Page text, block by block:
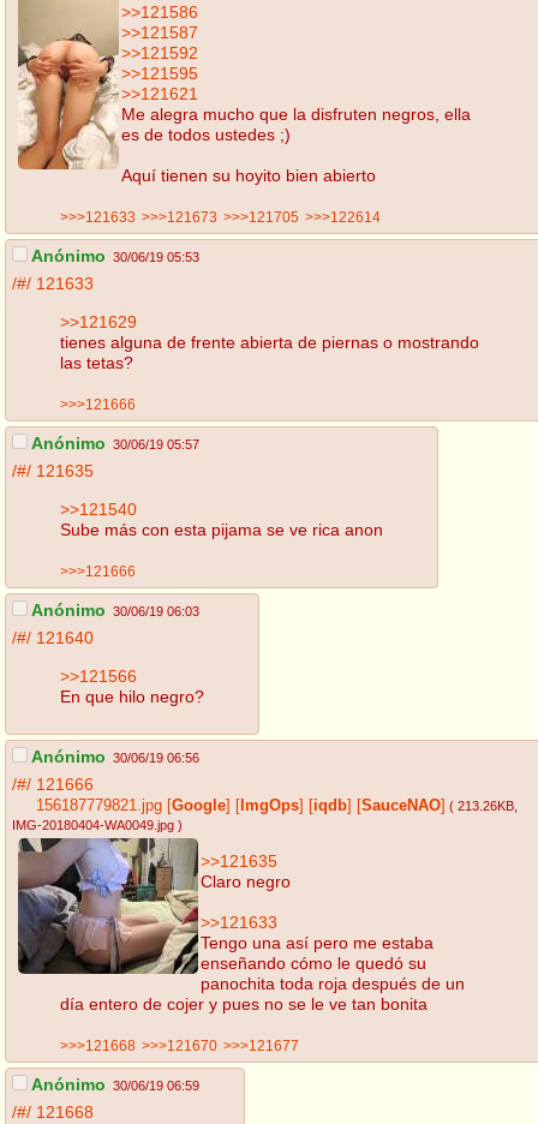
>>121586
>>121587
>>121592
>>121595
>>121621
Me alegra mucho que la disfruten negros, ella
es de todos ustedes ;)
Aquí tienen su hoyito bien abierto
>>>121633 >>>121673 >>>121705 >>>122614
Anónimo 30/06/19 05:53
/#/ 121633
>>121629
tienes alguna de frente abierta de piernas o mostrando
las tetas?
>>>121666
Anónimo 30/06/19 05:57
/#/ 121635
>>121540
Sube más con esta pijama se ve rica anon
>>>121666
Anónimo 30/06/19 06:03
/#/ 121640
>>121566
En que hilo negro?
Anónimo 30/06/19 06:56
/#/ 121666
156187779821.jpg Google ImgOps iqdb SauceNAO ( 213.26KB
IMG-20180404-WA0049.jpg )
>>121635
Claro negro
>>121633
Tengo una así pero me estaba
enseñando cómo le quedó su
panochita toda roja después de un
día entero de cojer y pues no se le ve tan bonita
>>>121668 >>>121670 >>>121677
Anónimo 30/06/19 06:59
/#/ 121668